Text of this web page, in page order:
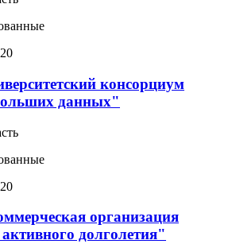
консорциум
данных"
организация
долголетия"